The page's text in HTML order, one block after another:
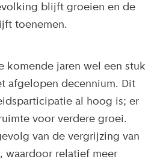
blijft groeien en de
toenemen.
komende jaren wel een stuk
afgelopen decennium. Dit
al hoog is; er
voor verdere groei.
van de vergrijzing van
waardoor relatief meer